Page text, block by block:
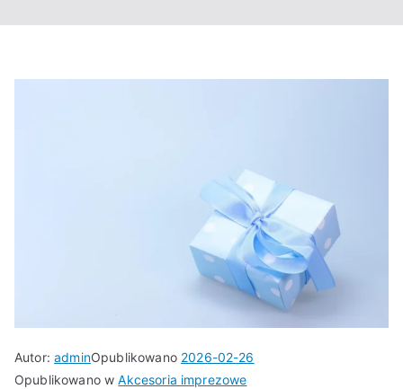
Autor:adminOpublikowano 2026-02-26
Opublikowano wAkcesoria imprezowe